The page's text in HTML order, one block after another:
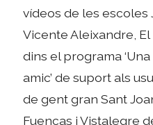
vídeos de les escoles
Vicente Aleixandre,
dins el programa
amic’ de suport als
de gent gran Sant
Fuencas i Vistalegre